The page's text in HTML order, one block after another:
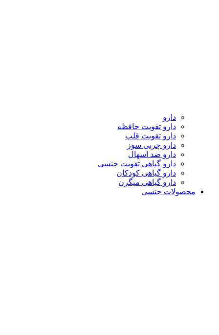
دارو
دارو تقویت حافظه
دارو تقویت قلب
دارو چربی سوز
دارو ضد اسهال
دارو گیاهی تقویت جنسی
دارو گیاهی کودکان
دارو گیاهی میگرن
محصولات جنسی